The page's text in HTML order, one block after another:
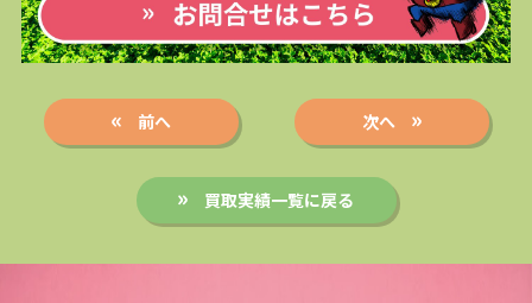
前へ 次へ
買取実績一覧に戻る